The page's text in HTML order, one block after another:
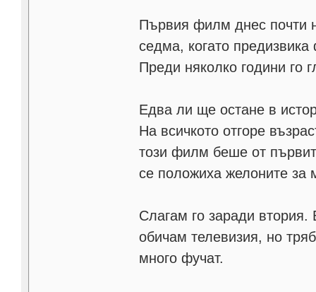
Първия филм днес почти
седма, когато
Преди няколко години го
Едва ли ще остане в
На всичкото отгоре
този филм беше от
се положиха желоните за
Слагам го заради
обичам телевизия, но
много фучат.